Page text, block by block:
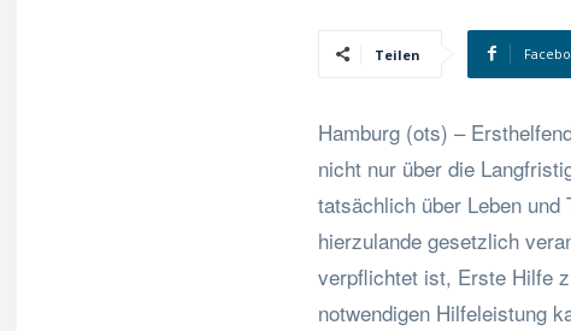
Teilen
Hamburg (ots) –
nicht nur über die
tatsächlich über Leben und
hierzulande gesetzlich
verpflichtet ist, Erste Hilfe
notwendigen Hilfeleistung